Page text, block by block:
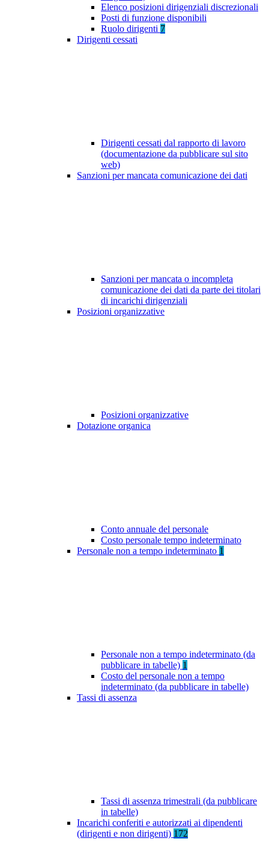
Elenco posizioni dirigenziali discrezionali
Posti di funzione disponibili
Ruolo dirigenti 7
Dirigenti cessati
Dirigenti cessati dal rapporto di lavoro
(documentazione da pubblicare sul sito
web)
Sanzioni per mancata comunicazione dei dati
Sanzioni per mancata o incompleta
comunicazione dei dati da parte dei titolari
di incarichi dirigenziali
Posizioni organizzative
Posizioni organizzative
Dotazione organica
Conto annuale del personale
Costo personale tempo indeterminato
Personale non a tempo indeterminato 1
Personale non a tempo indeterminato (da
pubblicare in tabelle) 1
Costo del personale non a tempo
indeterminato (da pubblicare in tabelle)
Tassi di assenza
Tassi di assenza trimestrali (da pubblicare
in tabelle)
Incarichi conferiti e autorizzati ai dipendenti
(dirigenti e non dirigenti) 172